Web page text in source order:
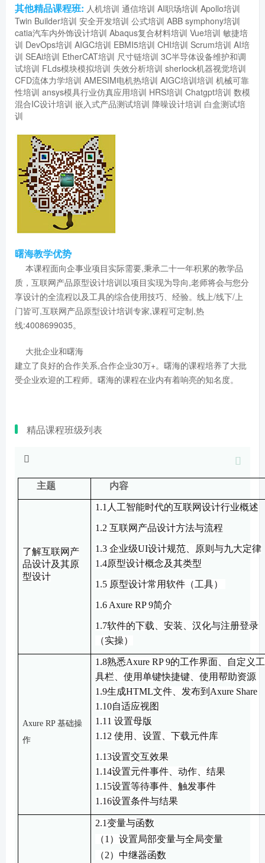
其他精品课程班: 人机培训 通信培训 AI职场培训 Apollo培训
Twin Builder培训 安全开发培训 公式培训 ABB symphony培训
catia汽车内外饰设计培训 Abaqus复合材料培训 Vue培训 敏捷培
训 DevOps培训 AIGC培训 EBMI5培训 CHI培训 Scrum培训 AI培
训 SEAi培训 EtherCAT培训 尺寸链培训 3C半导体设备维护和调
试培训 FLds模块模拟培训 失效分析培训 sherlock机器视觉培训
CFD流体力学培训 AMESIM电机热培训 AIGC培训培训 机械可靠
性培训 ansys模具行业仿真应用培训 HRS培训 Chatgpt培训 数模
混合IC设计培训 嵌入式产品测试培训 降噪设计培训 白盒测试培
训
曙海教学优势
本课程面向企事业项目实际需要,秉承二十一年积累的教学品
质，互联网产品原型设计培训以项目实现为导向,老师将会与您分
享设计的全流程以及工具的综合使用技巧、经验。线上/线下/上
门皆可,互联网产品原型设计培训专家,课程可定制,热
线:4008699035。
大批企业和曙海
建立了良好的合作关系,合作企业30万+。曙海的课程培养了大批
受企业欢迎的工程师。曙海的课程在业内有着响亮的知名度。
精品课程班级列表
主题 内容
了解互联网产
品设计及其原
型设计
1.1 人工智能时代的互联网设计行业概述
1.2 互联网产品设计方法与流程
1.3 企业级UI设计规范、原则与九大定律
1.4原型设计概念及其类型
1.5 原型设计常用软件 （工具）
1.6 Axure RP 9简介
1.7软件的下载、安装、汉化与注册登录
（实操）
Axure RP基础操
作
1.8熟悉Axure RP 9的工作界面、自定义工
具栏、使用单键快捷键、使用帮助资源
1.9生成HTML文件、发布到Axure Share
1.10自适应视图
1.11 设置母版
1.12 使用、设置、下载元件库
1.13设置交互效果
1.14设置元件事件、动作、结果
1.15设置等待事件 、触发事件
1.16设置条件与结果
2.1变量与函数
（1）设置局部变量与全局变量
（2）中继器函数